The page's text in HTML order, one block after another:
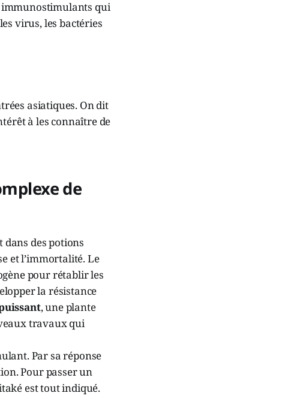
immunostimulants qui
virus, les bactéries
asiatiques. On dit
à les connaître de
de
dans des potions
et l’immortalité. Le
pour rétablir les
la résistance
, une plante
travaux qui
Par sa réponse
Pour passer un
est tout indiqué.